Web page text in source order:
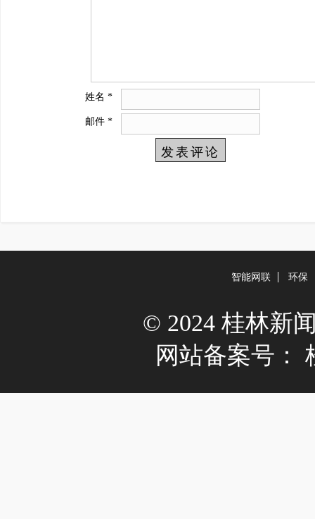
姓名 *
邮件 *
智能网联 环保
© 2024 桂林新
网站备案号：